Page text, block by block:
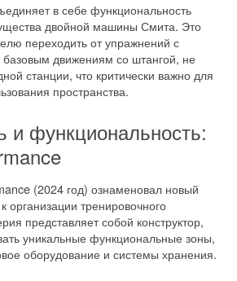
в себе функциональность
двойной машины Смита. Это
переходить от упражнений с
движениям со штангой, не
станции, что критически важно для
пространства.
и функциональность:
(2024 год) ознаменовал новый
организации тренировочного
представляет собой конструктор,
уникальные функциональные зоны,
оборудование и системы хранения.